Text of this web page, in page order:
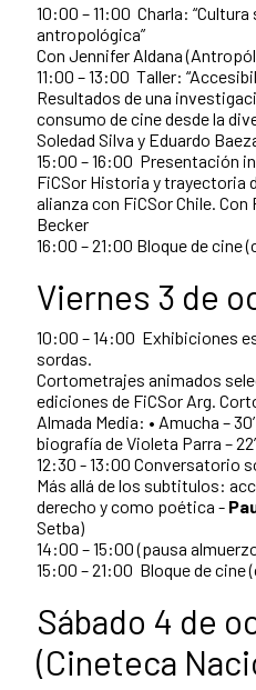
10:00 – 11:00 Charla:
antropológica”
Con Jennifer Aldana
11:00 – 13:00 Taller:
Resultados de una
consumo de cine desde la
Soledad Silva y Eduardo
15:00 – 16:00 Presentación
FiCSor Historia y trayectoria
alianza con FiCSor Chile. Con
Becker
16:00 – 21:00 Bloque de cine
Viernes 3 de
10:00 – 14:00 Exhibiciones
sordas.
Cortometrajes animados
ediciones de FiCSor Arg.
Almada Media: • Amucha –
biografía de Violeta Parra –
12:30 - 13:00 Conversatorio
Más allá de los subtitulos:
derecho y como poética -
Setba)
14:00 – 15:00 (pausa
15:00 – 21:00 Bloque de cine
Sábado 4 de
(Cineteca